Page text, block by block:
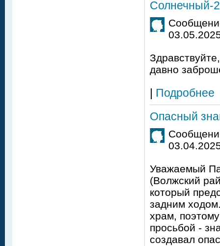
Солнечный-2
давно
Подробнее
Опасный
Уважаемый
(Волжский
который
задним
храм,
просьбой -
создавал